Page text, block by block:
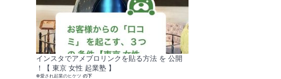
インスタでアメブロリンクを貼る方法 を 公開
！【 東京 女性 起業塾 】
❁愛され起業のヒケツ の下